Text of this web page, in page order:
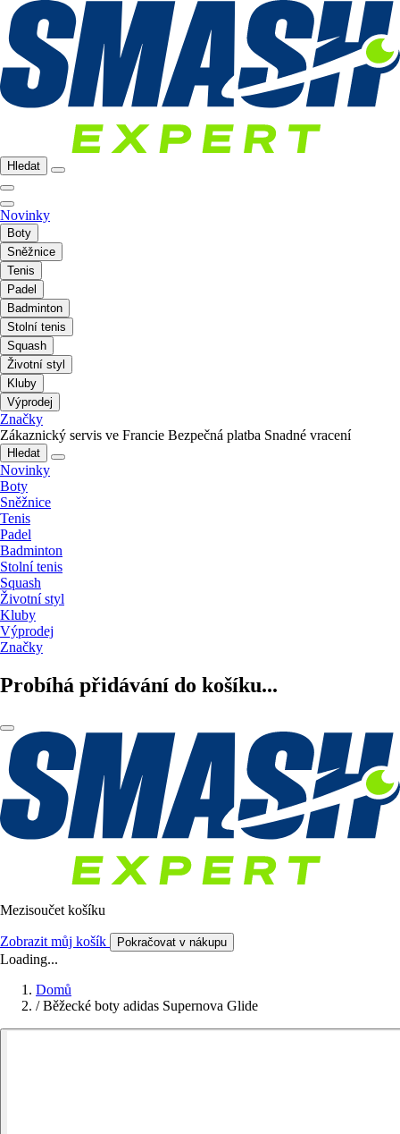
Hledat
Novinky
Boty
Sněžnice
Tenis
Padel
Badminton
Stolní tenis
Squash
Životní styl
Kluby
Výprodej
Značky
Zákaznický servis ve Francie Bezpečná platba Snadné vracení
Hledat
Novinky
Boty
Sněžnice
Tenis
Padel
Badminton
Stolní tenis
Squash
Životní styl
Kluby
Výprodej
Značky
Probíhá přidávání do košíku...
Mezisoučet košíku
Zobrazit můj košík Pokračovat v nákupu
Loading...
Domů
/ Běžecké boty adidas Supernova Glide